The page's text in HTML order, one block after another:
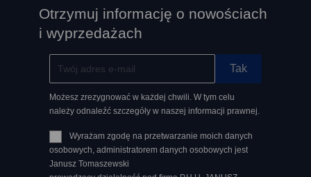
Otrzymuj informację o nowościach
i wyprzedażach
Możesz zrezygnować w każdej chwili. W tym celu
należy odnaleźć szczegóły w naszej informacji prawnej.
Wyrażam zgodę na przetwarzanie moich danych
osobowych, administratorem danych osobowych jest
Janusz Tomaszewski